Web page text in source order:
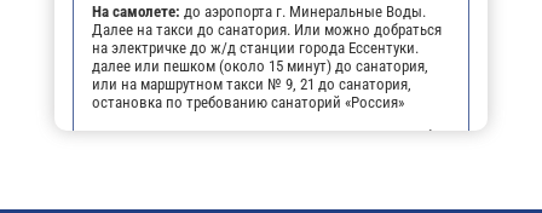
На самолете: до аэропорта г. Минеральные Воды.
Далее на такси до санатория. Или можно добраться
на электричке до ж/д станции города Ессентуки.
далее или пешком (около 15 минут) до санатория,
или на маршрутном такси № 9, 21 до санатория,
остановка по требованию санаторий «Россия»
На личном транспорте:до г. Ессентуки, далее, чтобы